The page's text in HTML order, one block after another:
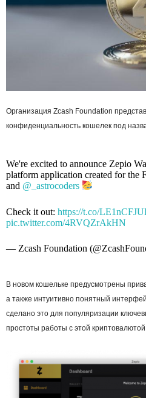
Организация Zcash Foundation
конфиденциальность кошелек под
We're excited to announce Zepio
platform application created for the
and @_astrocoders
Check it out: https://t.co/
pic.twitter.com/4RVQZrAkHN
— Zcash Foundation
В новом кошельке предусмотрены
а также интуитивно понятный
сделано это для популяризации
простоты работы с этой криптовалютой.